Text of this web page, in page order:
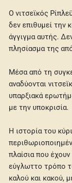
Ο νιτσεϊκός
δεν επιθυμεί την
άγγιγμα αυτής.
πλησίασμα της
Μέσα από τη
αναδύονται
υπαρξιακά
με την υποκρισία.
Η ιστορία του
πλαίσια που έχουν
εύγλωττο τρόπο
καλού και κακού,